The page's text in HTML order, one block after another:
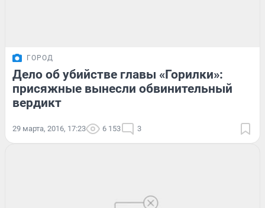
ГОРОД
Дело об убийстве главы «Горилки»:
присяжные вынесли обвинительный
вердикт
29 марта, 2016, 17:23 6 153 3